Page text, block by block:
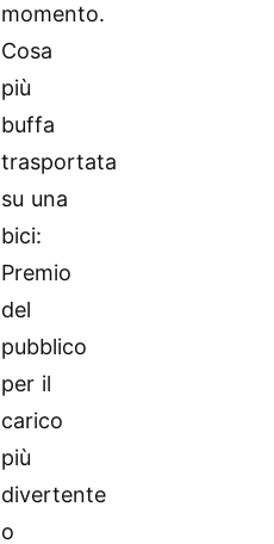
momento.
Cosa
più
buffa
trasportata
su una
bici:
Premio
del
pubblico
per il
carico
più
divertente
o